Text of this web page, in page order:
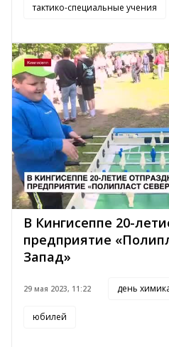
тактико-специальные учения
В Кингисеппе 20-
предприятие
Запад»
29 мая 2023, 11:22 день
юбилей